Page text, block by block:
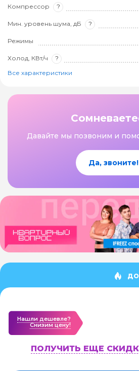
Компрессор ?
Мин. уровень шума, дБ ?
Режимы
Холод, КВт/ч ?
Все характеристики
Давайте мы позвоним и
Да, звоните!
Нашли дешевле?
Cнизим цену!
ПОЛУЧИТЬ ЕЩЕ